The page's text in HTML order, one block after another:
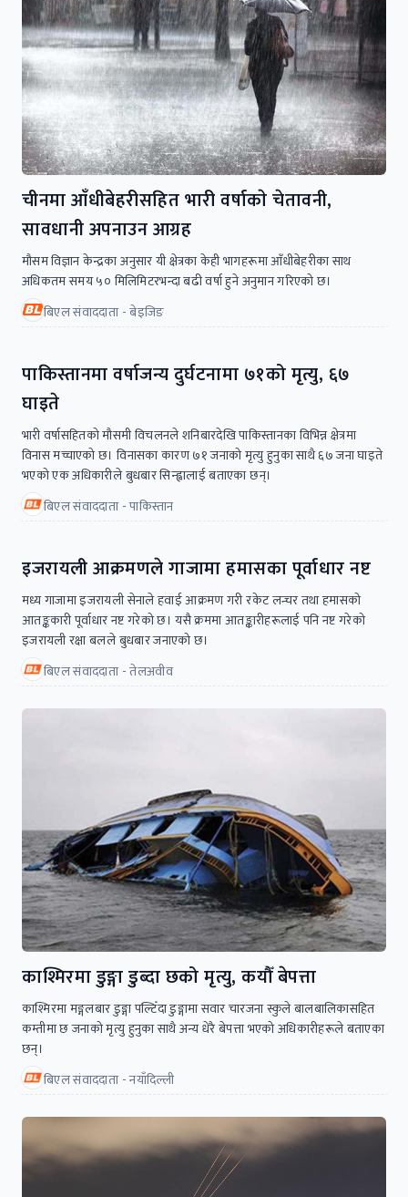
चीनमा आँधीबेहरीसहित भारी वर्षाकाे चेतावनी,
सावधानी अपनाउन आग्रह
मौसम विज्ञान केन्द्रका अनुसार यी क्षेत्रका केही भागहरूमा आँधीबेहरीका साथ
अधिकतम समय ५० मिलिमिटरभन्दा बढी वर्षा हुने अनुमान गरिएको छ।
बिएल संवाददाता - बेइजिङ
पाकिस्तानमा वर्षाजन्य दुर्घटनामा ७१को मृत्यु, ६७
घाइते
भारी वर्षासहितको मौसमी विचलनले शनिबारदेखि पाकिस्तानका विभिन्न क्षेत्रमा
विनास मच्चाएको छ। विनासका कारण ७१ जनाको मृत्यु हुनुका साथै ६७ जना घाइते
भएको एक अधिकारीले बुधबार सिन्ह्वालाई बताएका छन्।
बिएल संवाददाता - पाकिस्तान
इजरायली आक्रमणले गाजामा हमासका पूर्वाधार नष्ट
मध्य गाजामा इजरायली सेनाले हवाई आक्रमण गरी रकेट लन्चर तथा हमासको
आतङ्ककारी पूर्वाधार नष्ट गरेको छ। यसै क्रममा आतङ्कारीहरूलाई पनि नष्ट गरेको
इजरायली रक्षा बलले बुधबार जनाएको छ।
बिएल संवाददाता - तेलअवीव
काश्मिरमा डुङ्गा डुब्दा छको मृत्यु, कयौँ बेपत्ता
काश्मिरमा मङ्गलबार डुङ्गा पल्टिँदा डुङ्गामा सवार चारजना स्कुले बालबालिकासहित
कम्तीमा छ जनाको मृत्यु हुनुका साथै अन्य धेरै बेपत्ता भएको अधिकारीहरूले बताएका
छन्।
बिएल संवाददाता - नयाँदिल्ली